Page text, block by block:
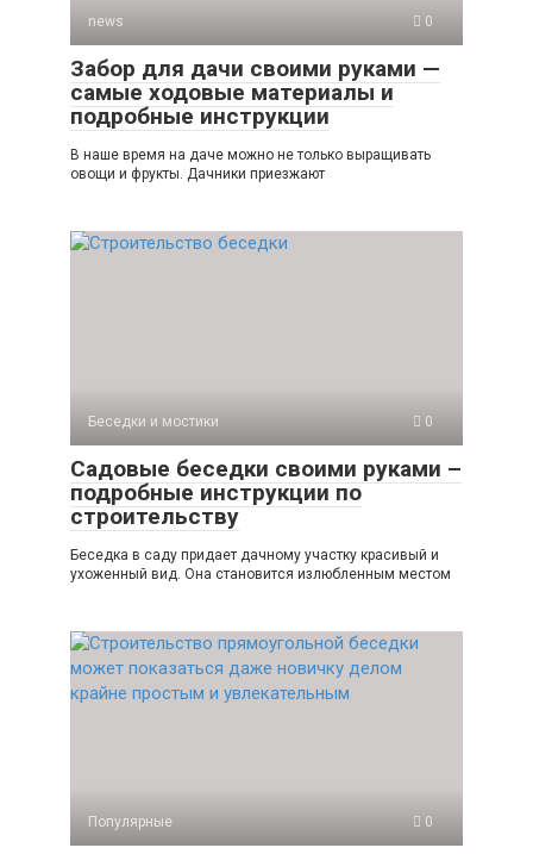
news 0
Забор для дачи своими руками —
самые ходовые материалы и
подробные инструкции
В наше время на даче можно не только выращивать
овощи и фрукты. Дачники приезжают
Беседки и мостики 0
Садовые беседки своими руками –
подробные инструкции по
строительству
Беседка в саду придает дачному участку красивый и
ухоженный вид. Она становится излюбленным местом
Популярные 0